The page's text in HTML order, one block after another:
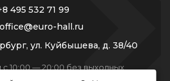
495 532 71 99
office@euro-hall.ru
ул. Куйбышева, д. 38/40
10:00 — 20:00 без выходных